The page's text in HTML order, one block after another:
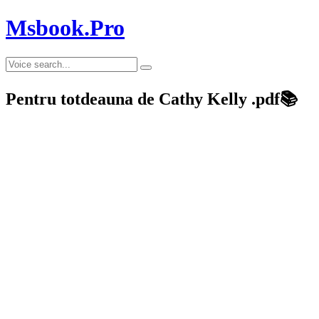
Msbook.Pro
Pentru totdeauna de Cathy Kelly .pdf📚